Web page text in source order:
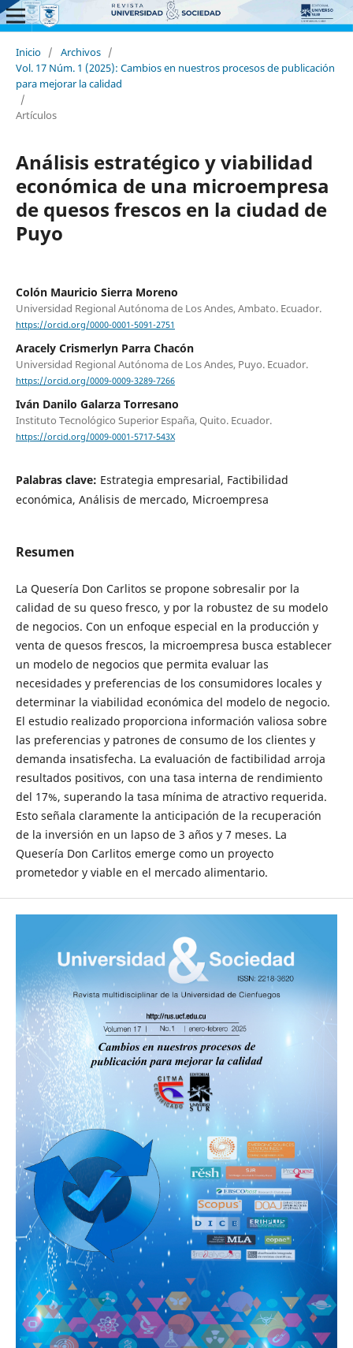
Inicio / Archivos /
Vol. 17 Núm. 1 (2025): Cambios en nuestros procesos de publicación
para mejorar la calidad
/
Artículos
Análisis estratégico y viabilidad
económica de una microempresa
de quesos frescos en la ciudad de
Puyo
Colón Mauricio Sierra Moreno
Universidad Regional Autónoma de Los Andes, Ambato. Ecuador.
https://orcid.org/0000-0001-5091-2751
Aracely Crismerlyn Parra Chacón
Universidad Regional Autónoma de Los Andes, Puyo. Ecuador.
https://orcid.org/0009-0009-3289-7266
Iván Danilo Galarza Torresano
Instituto Tecnológico Superior España, Quito. Ecuador.
https://orcid.org/0009-0001-5717-543X
Palabras clave: Estrategia empresarial, Factibilidad
económica, Análisis de mercado, Microempresa
Resumen
La Quesería Don Carlitos se propone sobresalir por la
calidad de su queso fresco, y por la robustez de su modelo
de negocios. Con un enfoque especial en la producción y
venta de quesos frescos, la microempresa busca establecer
un modelo de negocios que permita evaluar las
necesidades y preferencias de los consumidores locales y
determinar la viabilidad económica del modelo de negocio.
El estudio realizado proporciona información valiosa sobre
las preferencias y patrones de consumo de los clientes y
demanda insatisfecha. La evaluación de factibilidad arroja
resultados positivos, con una tasa interna de rendimiento
del 17%, superando la tasa mínima de atractivo requerida.
Esto señala claramente la anticipación de la recuperación
de la inversión en un lapso de 3 años y 7 meses. La
Quesería Don Carlitos emerge como un proyecto
prometedor y viable en el mercado alimentario.